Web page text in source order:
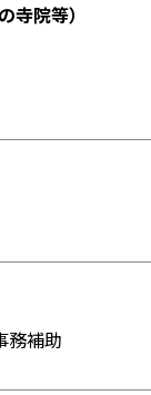
院等）
務補助